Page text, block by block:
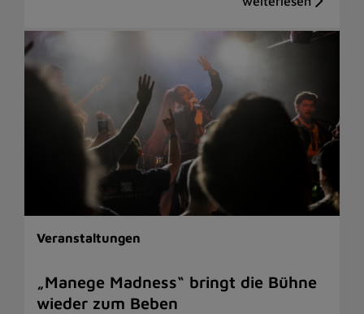
Veranstaltungen
„Manege Madness“ bringt die Bühne
wieder zum Beben